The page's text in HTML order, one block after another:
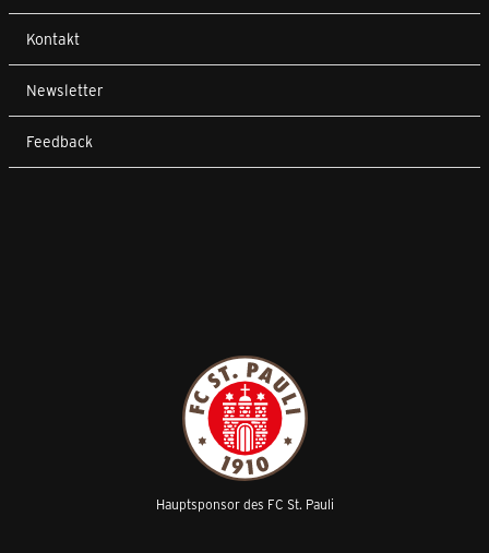
Kontakt
Newsletter
Feedback
Hauptsponsor des FC St. Pauli